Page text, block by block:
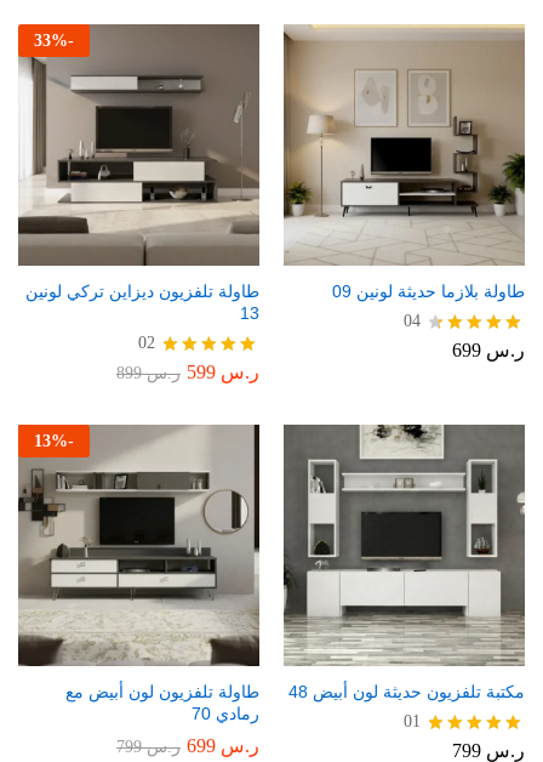
طاولة بلازما حديثة لونين 09
تم التقييم
04
ر.س
-
33%
طاولة تلفزيون ديزاين تركي لونين
13
تم التقييم
02
ر.س ر.س899
مكتبة تلفزيون حديثة لون أبيض 48
تم التقييم
01
ر.س
-
13%
طاولة تلفزيون لون أبيض مع
رمادي 70
ر.س ر.س799